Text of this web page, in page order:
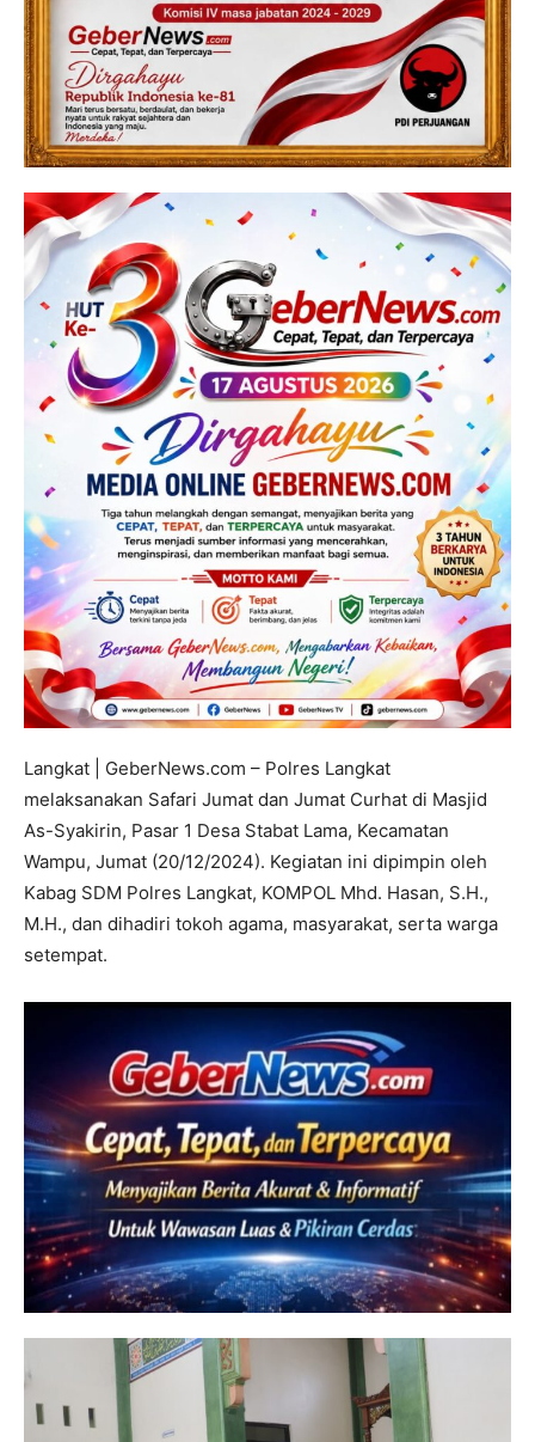
Langkat | GeberNews.com – Polres Langkat
melaksanakan Safari Jumat dan Jumat Curhat di Masjid
As-Syakirin, Pasar 1 Desa Stabat Lama, Kecamatan
Wampu, Jumat (20/12/2024). Kegiatan ini dipimpin oleh
Kabag SDM Polres Langkat, KOMPOL Mhd. Hasan, S.H.,
M.H., dan dihadiri tokoh agama, masyarakat, serta warga
setempat.